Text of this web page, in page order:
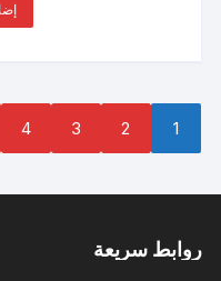
1
2
3
4
روابط سريعة